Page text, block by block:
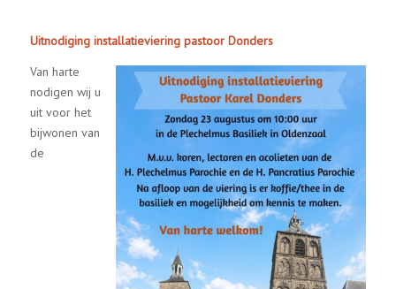
Uitnodiging installatieviering pastoor Donders
Van harte
nodigen wij u
uit voor het
bijwonen van
de